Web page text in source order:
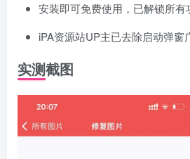
安装即可免费使用，已解锁所有
iPA资源站UP主已去除启动弹窗
实测截图